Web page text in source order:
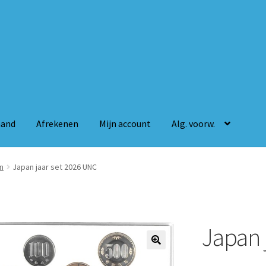
Afrekenen Mijn account Alg. voorw.
Mijn account Alg. voorw.
Japan jaar set 2026 UNC
Japan